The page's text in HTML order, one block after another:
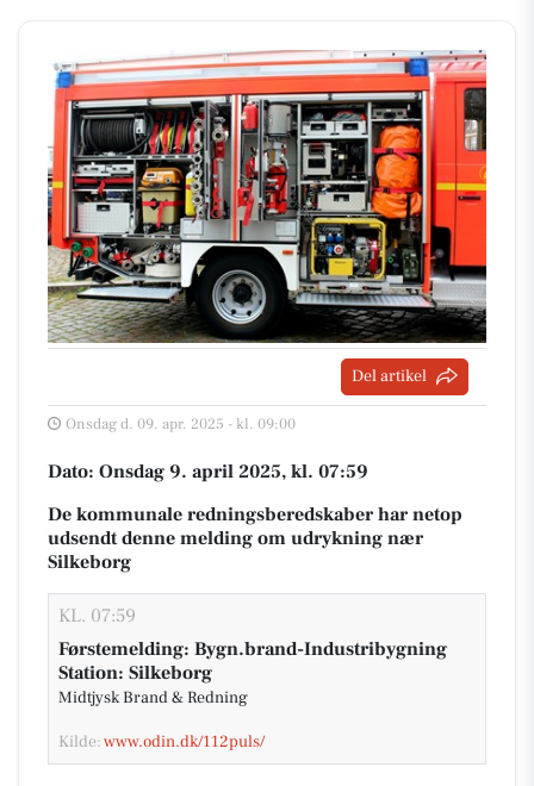
Del artikel
Onsdag d. 09. apr. 2025 - kl. 09:00
Dato: Onsdag 9. april 2025, kl. 07:59
De kommunale redningsberedskaber har netop
udsendt denne melding om udrykning nær
Silkeborg
KL. 07:59
Førstemelding: Bygn.brand-Industribygning
Station: Silkeborg
Midtjysk Brand & Redning
Kilde:www.odin.dk/112puls/